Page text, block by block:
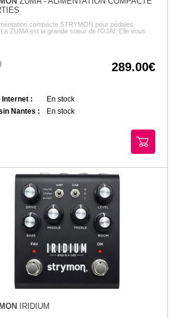
compacte STRYMON pour pédales
ZUMA est la grande soeur de l’OJAI. Elle vous
289.00
:
En stock
Nantes :
En stock
IRIDIUM